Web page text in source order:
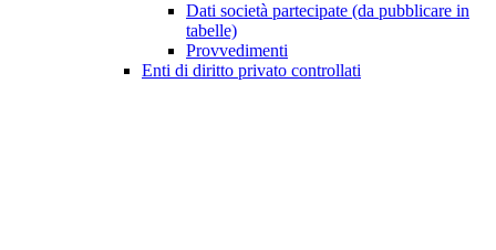
Dati società partecipate (da pubblicare in
tabelle)
Provvedimenti
Enti di diritto privato controllati